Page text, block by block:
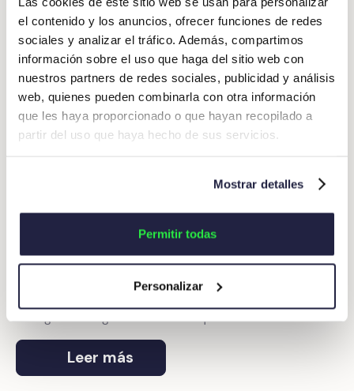
el contenido y los anuncios, ofrecer funciones de redes
sociales y analizar el tráfico. Además, compartimos
información sobre el uso que haga del sitio web con
nuestros partners de redes sociales, publicidad y análisis
web, quienes pueden combinarla con otra información
que les haya proporcionado o que hayan recopilado a
partir del uso que haya hecho de sus servicios.
Mostrar detalles
Permitir todas
Personalizar
‍Okticket en Finance Meeting 2026: La IA que ya
gestiona tus gastos de viaje profesionales‍
encuentro de referencia para CFOs y directores
financieros en España.
Leer más